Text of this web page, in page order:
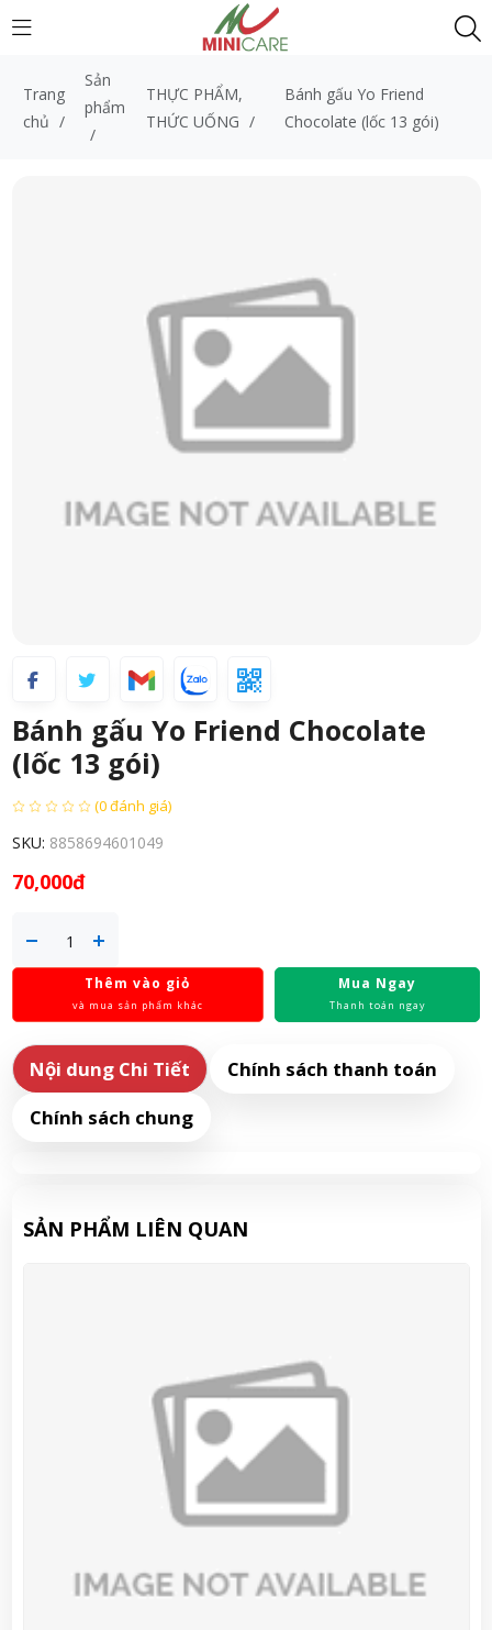
Trang
chủ /
Sản
phẩm
/
THỰC PHẨM,
THỨC UỐNG /
Bánh gấu Yo Friend
Chocolate (lốc 13 gói)
Bánh gấu Yo Friend Chocolate
(lốc 13 gói)
(0 đánh giá)
SKU: 8858694601049
70,000đ
Thêm vào giỏ
và mua sản phẩm khác
Mua Ngay
Thanh toán ngay
Nội dung Chi Tiết
Chính sách thanh toán
Chính sách chung
SẢN PHẨM LIÊN QUAN